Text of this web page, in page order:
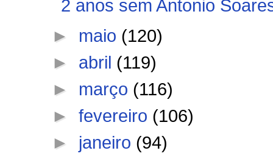
2 anos sem Antonio
► maio (120)
► abril (119)
► março (116)
►fevereiro (106)
► janeiro (94)